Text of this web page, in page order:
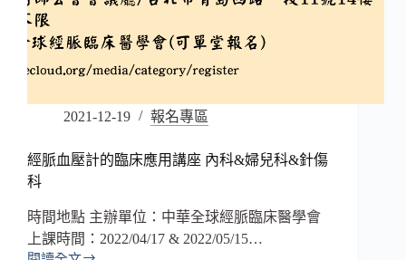
2021-12-19 報名專區
經脈血壓計的臨床應用講座 內科&婦兒科&針傷
科
時間地點 主辦單位：中華全球經脈臨床醫學會
上課時間：2022/04/17 & 2022/05/15…